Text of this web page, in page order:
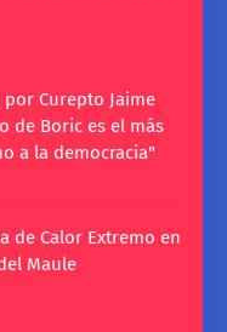
por Curepto Jaime
de Boric es el más
a la democracia"
de Calor Extremo en
Maule